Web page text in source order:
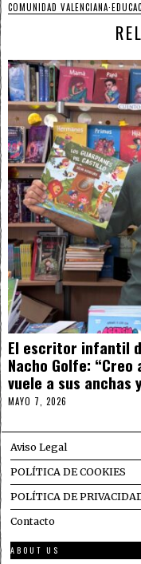
COMUNIDAD VALENCIANA·
El escritor infantil
Nacho Golfe:
vuele a sus anchas
MAYO 7, 2026
Aviso Legal
POLÍTICA DE COOKIES
POLÍTICA DE
Contacto
ABOUT US